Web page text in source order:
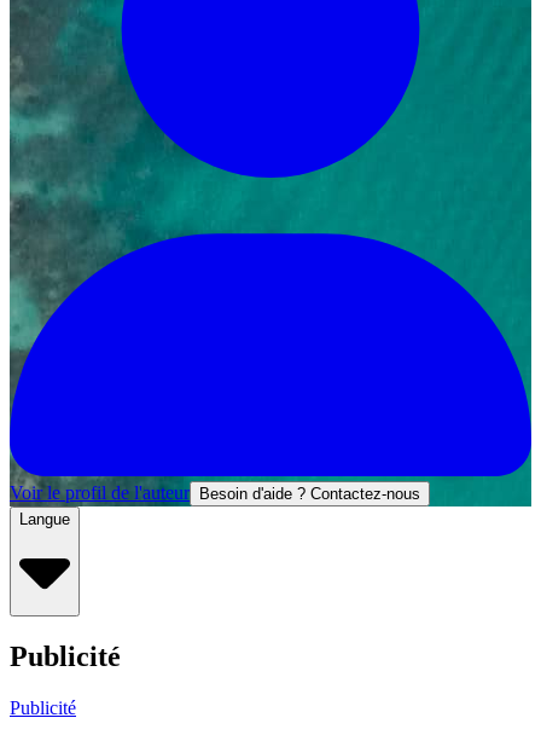
Voir le profil de l'auteur Besoin d'aide ? Contactez-nous
Langue
Publicité
Publicité